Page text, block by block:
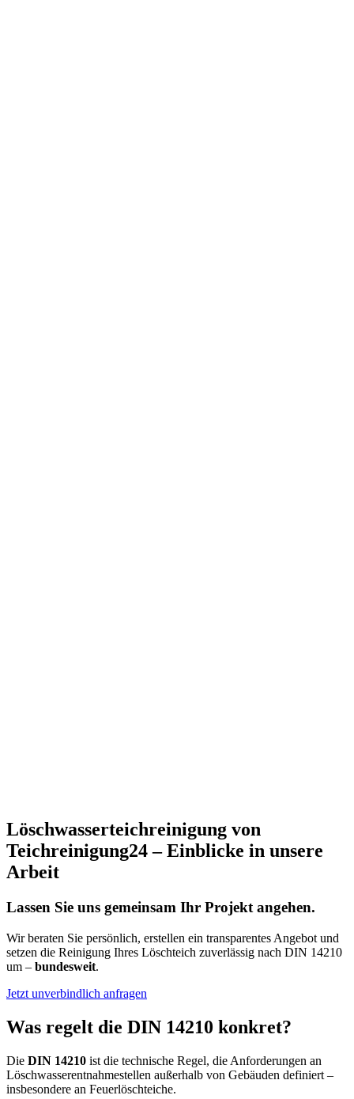
Löschwasserteichreinigung von
Teichreinigung24 – Einblicke in unsere
Arbeit
Lassen Sie uns gemeinsam Ihr Projekt angehen.
Wir beraten Sie persönlich, erstellen ein transparentes Angebot und
setzen die Reinigung Ihres Löschteich zuverlässig nach DIN 14210
um – bundesweit.
Jetzt unverbindlich anfragen
Was regelt die DIN 14210 konkret?
Die DIN 14210 ist die technische Regel, die Anforderungen an
Löschwasserentnahmestellen außerhalb von Gebäuden definiert –
insbesondere an Feuerlöschteiche.